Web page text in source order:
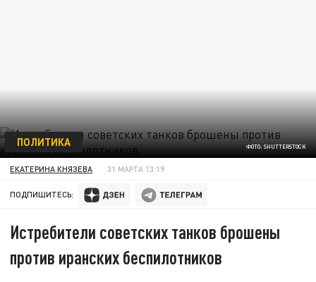
ФОТО: SHUTTERSTOCK
ПОЛИТИКА
ЕКАТЕРИНА КНЯЗЕВА 31 МАРТА 13:19
ПОДПИШИТЕСЬ:
Истребители советских танков брошены
против иранских беспилотников